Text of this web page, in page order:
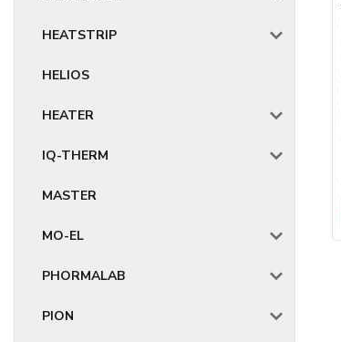
HEATSTRIP
HELIOS
HEATER
IQ-THERM
MASTER
MO-EL
PHORMALAB
PION